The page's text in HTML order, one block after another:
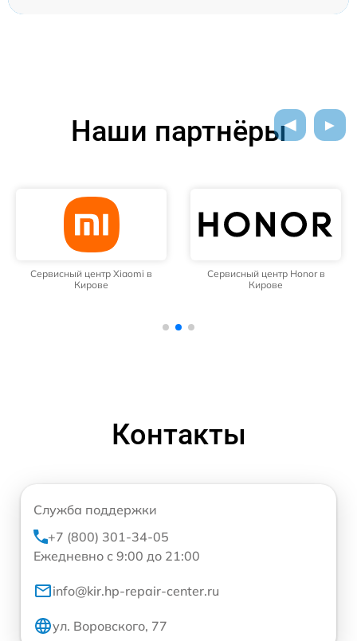
Наши партнёры
Сервисный центр Xiaomi в
Кирове
Сервисный центр Honor в
Кирове
Контакты
Служба поддержки
+7 (800) 301-34-05
Ежедневно с 9:00 до 21:00
info@kir.hp-repair-center.ru
ул. Воровского, 77